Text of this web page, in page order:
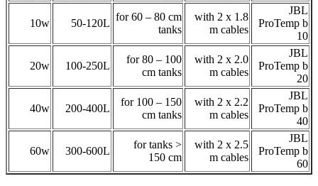
JBL
ProTemp b
10
with 2 x 1.8
m cables
for 60 – 80 cm
tanks
50-120L
10w
JBL
ProTemp b
20
with 2 x 2.0
m cables
for 80 – 100
cm tanks
100-250L
20w
JBL
ProTemp b
40
with 2 x 2.2
m cables
for 100 – 150
cm tanks
200-400L
40w
JBL
ProTemp b
60
with 2 x 2.5
m cables
for tanks >
150 cm
300-600L
60w